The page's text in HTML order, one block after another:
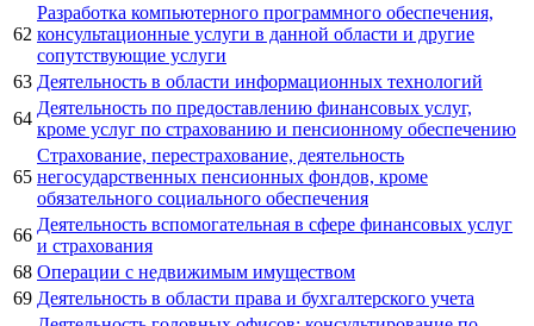
62
Разработка компьютерного программного обеспечения,
консультационные услуги в данной области и другие
сопутствующие услуги
63 Деятельность в области информационных технологий
64
Деятельность по предоставлению финансовых услуг,
кроме услуг по страхованию и пенсионному обеспечению
65
Страхование, перестрахование, деятельность
негосударственных пенсионных фондов, кроме
обязательного социального обеспечения
66
Деятельность вспомогательная в сфере финансовых услуг
и страхования
68 Операции с недвижимым имуществом
69 Деятельность в области права и бухгалтерского учета